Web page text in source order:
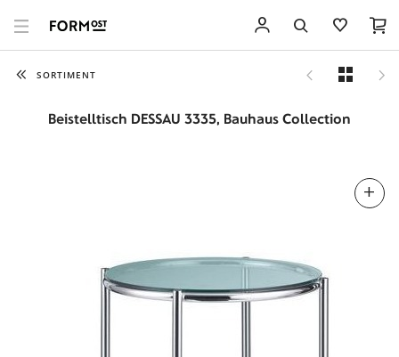
SORTIMENT
Beistelltisch DESSAU 3335, Bauhaus Collection